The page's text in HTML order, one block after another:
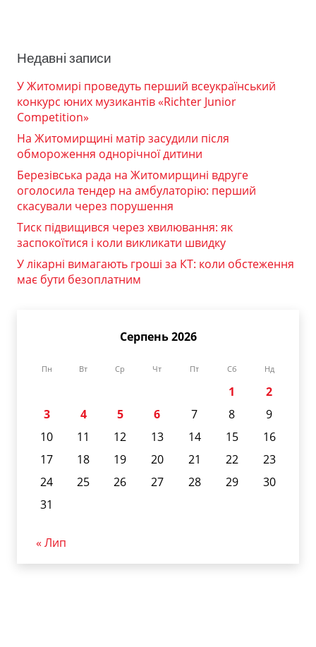
Недавні записи
У Житомирі проведуть перший всеукраїнський
конкурс юних музикантів «Richter Junior
Competition»
На Житомирщині матір засудили після
обмороження однорічної дитини
Березівська рада на Житомирщині вдруге
оголосила тендер на амбулаторію: перший
скасували через порушення
Тиск підвищився через хвилювання: як
заспокоїтися і коли викликати швидку
У лікарні вимагають гроші за КТ: коли обстеження
має бути безоплатним
Серпень 2026
Пн Вт Ср Чт Пт Сб Нд
1
2
3
4 5 6 7 8
9
10
11 12 13 14 15
16
17
18 19 20 21 22
23
24
25 26 27 28 29
30
31
« Лип